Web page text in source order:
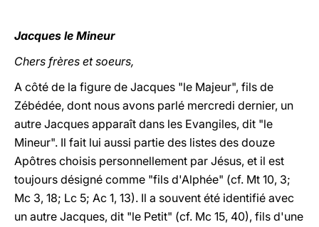
Jacques le Mineur
Chers frères et soeurs,
A côté de la figure de Jacques "le Majeur", fils de
Zébédée, dont nous avons parlé mercredi dernier, un
autre Jacques apparaît dans les Evangiles, dit "le
Mineur". Il fait lui aussi partie des listes des douze
Apôtres choisis personnellement par Jésus, et il est
toujours désigné comme "fils d'Alphée" (cf. Mt 10, 3;
Mc 3, 18; Lc 5; Ac 1, 13). Il a souvent été identifié avec
un autre Jacques, dit "le Petit" (cf. Mc 15, 40), fils d'une